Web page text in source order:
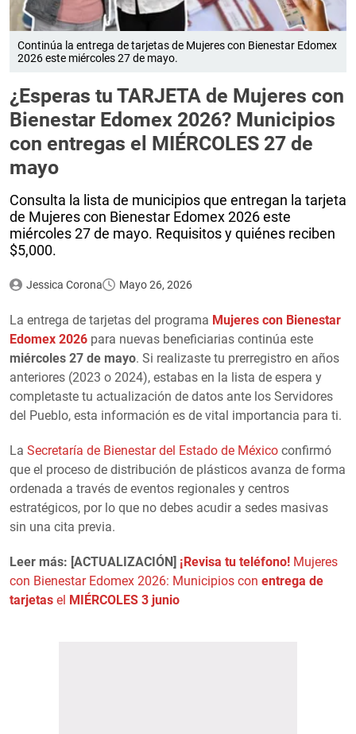
Continúa la entrega de tarjetas de Mujeres con Bienestar Edomex
2026 este miércoles 27 de mayo.
¿Esperas tu TARJETA de Mujeres con
Bienestar Edomex 2026? Municipios
con entregas el MIÉRCOLES 27 de
mayo
Consulta la lista de municipios que entregan la tarjeta
de Mujeres con Bienestar Edomex 2026 este
miércoles 27 de mayo. Requisitos y quiénes reciben
$5,000.
Jessica Corona Mayo 26, 2026
La entrega de tarjetas del programa Mujeres con Bienestar
Edomex 2026 para nuevas beneficiarias continúa este
miércoles 27 de mayo. Si realizaste tu prerregistro en años
anteriores (2023 o 2024), estabas en la lista de espera y
completaste tu actualización de datos ante los Servidores
del Pueblo, esta información es de vital importancia para ti.
La Secretaría de Bienestar del Estado de México confirmó
que el proceso de distribución de plásticos avanza de forma
ordenada a través de eventos regionales y centros
estratégicos, por lo que no debes acudir a sedes masivas
sin una cita previa.
Leer más: [ACTUALIZACIÓN] ¡Revisa tu teléfono! Mujeres
con Bienestar Edomex 2026: Municipios con entrega de
tarjetas el MIÉRCOLES 3 junio